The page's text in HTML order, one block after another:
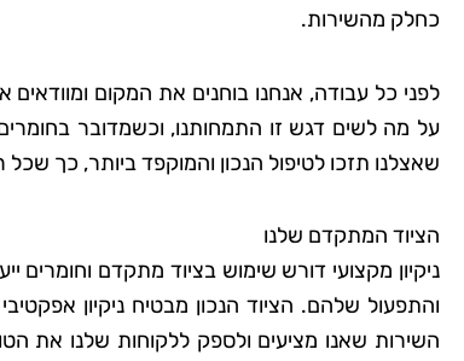
כחלק מהשירות.
לפני כל עבודה, אנחנו בוחנים את המקום
על מה לשים דגש זו התמחותנו, וכשמדובר
שאצלנו תזכו לטיפול הנכון והמוקפד ביותר, כך שכל
הציוד המתקדם שלנו
ניקיון מקצועי דורש שימוש בציוד מתקדם וחומרים
והתפעול שלהם. הציוד הנכון מבטיח ניקיון
השירות שאנו מציעים ולספק ללקוחות שלנו את
"אני כל כך
הפרטים
להשתמש
לסביבה.